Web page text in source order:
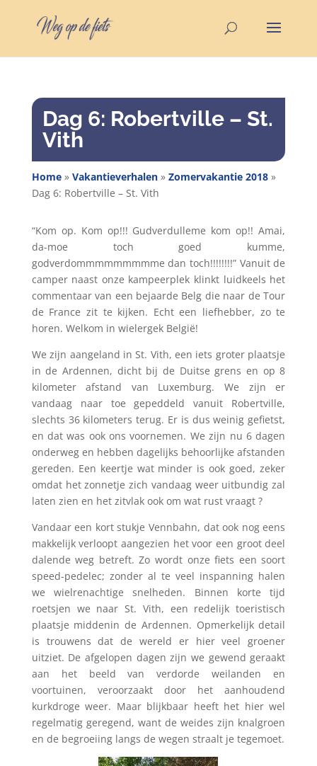
Dag 6: Robertville – St.
Vith
Home» Vakantieverhalen» Zomervakantie 2018»
Dag 6: Robertville – St. Vith
“Kom op. Kom op!!! Gudverdulleme kom op!! Amai,
da-moe toch goed kumme,
godverdommmmmmmmme dan toch!!!!!!!!” Vanuit de
camper naast onze kampeerplek klinkt luidkeels het
commentaar van een bejaarde Belg die naar de Tour
de France zit te kijken. Echt een liefhebber, zo te
horen. Welkom in wielergek België!
We zijn aangeland in St. Vith, een iets groter plaatsje
in de Ardennen, dicht bij de Duitse grens en op 8
kilometer afstand van Luxemburg. We zijn er
vandaag naar toe gepeddeld vanuit Robertville,
slechts 36 kilometers terug. Er is dus weinig gefietst,
en dat was ook ons voornemen. We zijn nu 6 dagen
onderweg en hebben dagelijks behoorlijke afstanden
gereden. Een keertje wat minder is ook goed, zeker
omdat het zonnetje zich vandaag weer uitbundig zal
laten zien en het zitvlak ook om wat rust vraagt ?
Vandaar een kort stukje Vennbahn, dat ook nog eens
makkelijk verloopt aangezien het voor een groot deel
dalende weg betreft. Zo wordt onze fiets een soort
speed-pedelec; zonder al te veel inspanning halen
we wielrenachtige snelheden. Binnen korte tijd
roetsjen we naar St. Vith, een redelijk toeristisch
plaatsje middenin de Ardennen. Opmerkelijk detail
is trouwens dat de wereld er hier veel groener
uitziet. De afgelopen dagen zijn we gewend geraakt
aan het beeld van verdorde weilanden en
voortuinen, veroorzaakt door het aanhoudend
kurkdroge weer. Maar blijkbaar heeft het hier wel
regelmatig geregend, want de weides zijn knalgroen
en de begroeiing langs de wegen straalt je tegemoet.